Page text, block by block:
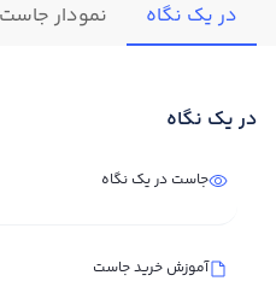
در یک نگاه نمودار جاست
در یک نگاه
جاست در یک نگاه
آموزش خرید جاست